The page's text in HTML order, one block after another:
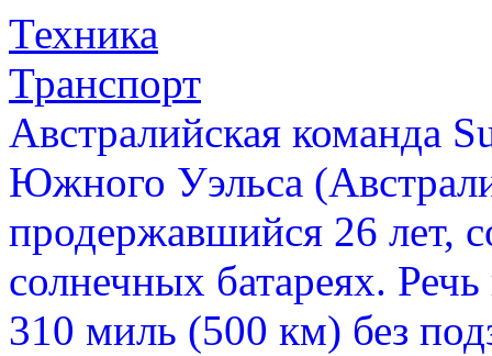
Техника
Транспорт
Австралийская команда
Южного Уэльса
продержавшийся 26 лет,
солнечных батареях.
310 миль (500 км) без